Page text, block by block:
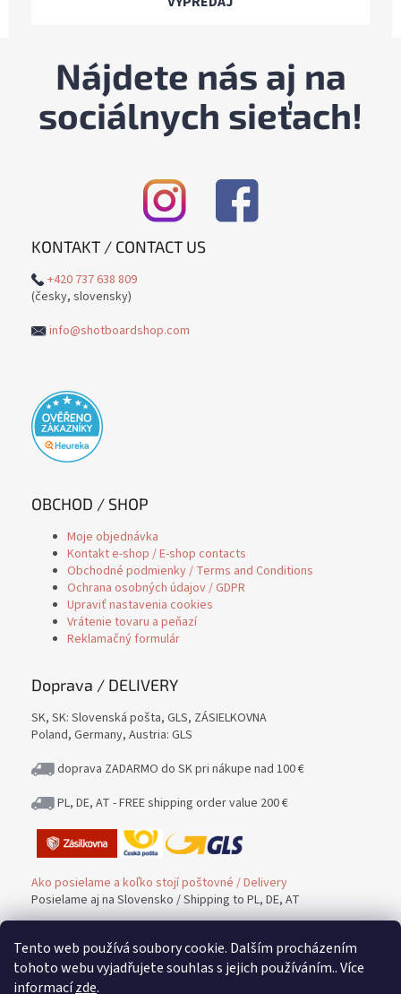
Tento web používá soubory cookie. Dalším procházením
tohoto webu vyjadřujete souhlas s jejich používáním.. Více
informacízde.
Nájdete nás aj na
sociálnych sieťach!
KONTAKT / CONTACT US
+420 737 638 809
(česky, slovensky)
info@shotboardshop.com
OBCHOD / SHOP
Moje objednávka
Kontakt e-shop / E-shop contacts
Obchodné podmienky / Terms and Conditions
Ochrana osobných údajov / GDPR
Upraviť nastavenia cookies
Vrátenie tovaru a peňazí
Reklamačný formulár
Doprava / DELIVERY
SK, SK: Slovenská pošta, GLS, ZÁSIELKOVNA
Poland, Germany, Austria: GLS
doprava ZADARMO do SK pri nákupe nad 100 €
PL, DE, AT - FREE shipping order value 200 €
Ako posielame a koľko stojí poštovné / Delivery
Posielame aj na Slovensko / Shipping to PL, DE, AT
Platba / PAYMENT